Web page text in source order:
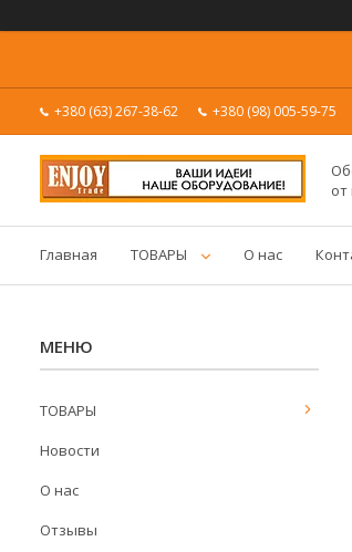
+380 (63) 267-38-62 +380 (98) 005-59-75
Главная ТОВАРЫ О нас
ТОВАРЫ
Новости
О нас
Отзывы